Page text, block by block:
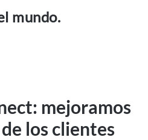
mundo.
mejoramos
los clientes